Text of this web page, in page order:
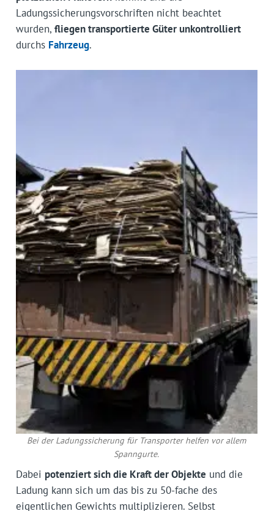
Ladungssicherungsvorschriften nicht beachtet
wurden, fliegen transportierte Güter unkontrolliert
durchs Fahrzeug.
Bei der Ladungssicherung für Transporter helfen vor allem
Spanngurte.
Dabei potenziert sich die Kraft der Objekte und die
Ladung kann sich um das bis zu 50-fache des
eigentlichen Gewichts multiplizieren. Selbst